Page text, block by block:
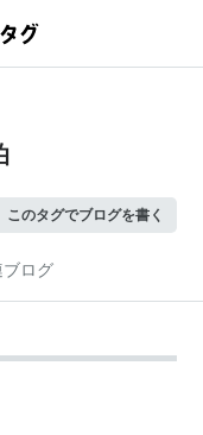
このタグでブログを書く
ブログ